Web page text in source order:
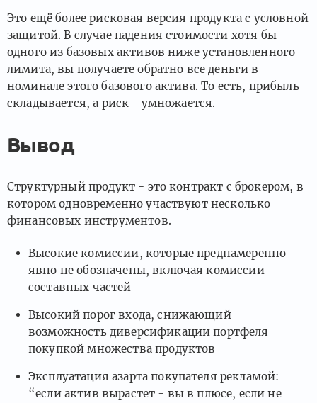
Это ещё более рисковая версия продукта с условной
защитой. В случае падения стоимости хотя бы
одного из базовых активов ниже установленного
лимита, вы получаете обратно все деньги в
номинале этого базового актива. То есть, прибыль
складывается, а риск - умножается.
Вывод
Структурный продукт - это контракт с брокером, в
котором одновременно участвуют несколько
финансовых инструментов.
Высокие комиссии, которые преднамеренно
явно не обозначены, включая комиссии
составных частей
Высокий порог входа, снижающий
возможность диверсификации портфеля
покупкой множества продуктов
Эксплуатация азарта покупателя рекламой:
“если актив вырастет - вы в плюсе, если не